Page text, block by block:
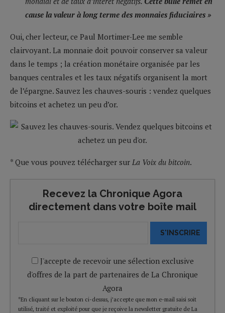
cause la valeur à long terme des monnaies fiduciaires »
Oui, cher lecteur, ce Paul Mortimer-Lee me semble
clairvoyant. La monnaie doit pouvoir conserver sa valeur
dans le temps ; la création monétaire organisée par les
banques centrales et les taux négatifs organisent la mort
de l’épargne. Sauvez les chauves-souris : vendez quelques
bitcoins et achetez un peu d’or.
* Que vous pouvez télécharger sur La Voix du bitcoin.
Recevez la Chronique Agora
directement dans votre boîte mail
S'INSCRIRE
J'accepte de recevoir une sélection exclusive
d'offres de la part de partenaires de La Chronique
Agora
*En cliquant sur le bouton ci-dessus, j’accepte que mon e-mail saisi soit
utilisé, traité et exploité pour que je reçoive la newsletter gratuite de La